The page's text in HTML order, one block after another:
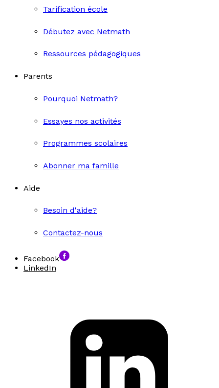
Tarification école
Débutez avec Netmath
Ressources pédagogiques
Parents
Pourquoi Netmath?
Essayes nos activités
Programmes scolaires
Abonner ma famille
Aide
Besoin d'aide?
Contactez-nous
Facebook
LinkedIn